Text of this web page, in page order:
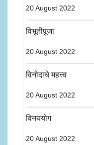
20 August 2022
विभूतीपूजा
20 August 2022
विनोदाचे महत्त्व
20 August 2022
विनययोग
20 August 2022